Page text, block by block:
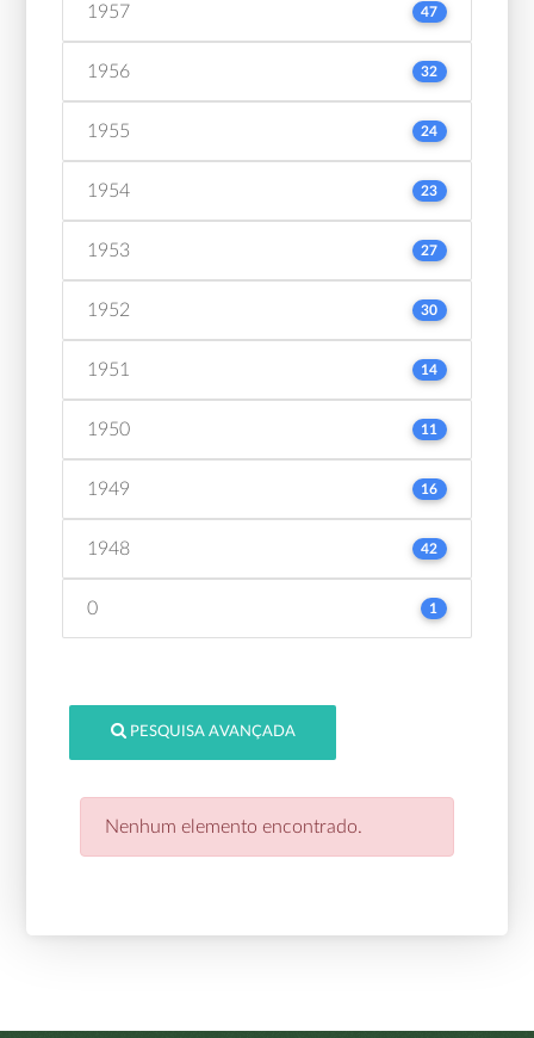
1957 47
1956 32
1955 24
1954 23
1953 27
1952 30
1951 14
1950 11
1949 16
1948 42
0 1
PESQUISA AVANÇADA
Nenhum elemento encontrado.